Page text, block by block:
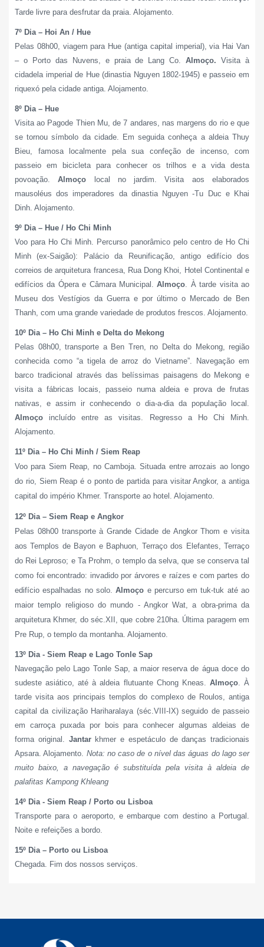
Tarde livre para desfrutar da praia. Alojamento.
7º Dia – Hoi An / Hue
Pelas 08h00, viagem para Hue (antiga capital imperial), via Hai Van
– o Porto das Nuvens, e praia de Lang Co.Almoço.Visita à
cidadela imperial de Hue (dinastia Nguyen 1802-1945) e passeio em
riquexó pela cidade antiga. Alojamento.
8º Dia – Hue
Visita ao Pagode Thien Mu, de 7 andares, nas margens do rio e que
se tornou símbolo da cidade. Em seguida conheça a aldeia Thuy
Bieu, famosa localmente pela sua confeção de incenso, com
passeio em bicicleta para conhecer os trilhos e a vida desta
povoação.Almoço local no jardim. Visita aos elaborados
mausoléus dos imperadores da dinastia Nguyen -Tu Duc e Khai
Dinh. Alojamento.
9º Dia – Hue / Ho Chi Minh
Voo para Ho Chi Minh. Percurso panorâmico pelo centro de Ho Chi
Minh (ex-Saigão): Palácio da Reunificação, antigo edifício dos
correios de arquitetura francesa, Rua Dong Khoi, Hotel Continental e
edifícios da Ópera e Câmara Municipal.Almoço . À tarde visita ao
Museu dos Vestígios da Guerra e por último o Mercado de Ben
Thanh, com uma grande variedade de produtos frescos. Alojamento.
10º Dia – Ho Chi Minh e Delta do Mekong
Pelas 08h00, transporte a Ben Tren, no Delta do Mekong, região
conhecida como “a tigela de arroz do Vietname”. Navegação em
barco tradicional através das belíssimas paisagens do Mekong e
visita a fábricas locais, passeio numa aldeia e prova de frutas
nativas, e assim ir conhecendo o dia-a-dia da população local.
Almoço incluído entre as visitas. Regresso a Ho Chi Minh.
Alojamento.
11º Dia – Ho Chi Minh / Siem Reap
Voo para Siem Reap, no Camboja. Situada entre arrozais ao longo
do rio, Siem Reap é o ponto de partida para visitar Angkor, a antiga
capital do império Khmer. Transporte ao hotel. Alojamento.
12º Dia – Siem Reap e Angkor
Pelas 08h00 transporte à Grande Cidade de Angkor Thom e visita
aos Templos de Bayon e Baphuon, Terraço dos Elefantes, Terraço
do Rei Leproso; e Ta Prohm, o templo da selva, que se conserva tal
como foi encontrado: invadido por árvores e raízes e com partes do
edifício espalhadas no solo.Almoço e percurso em tuk-tuk até ao
maior templo religioso do mundo - Angkor Wat, a obra-prima da
arquitetura Khmer, do séc.XII, que cobre 210ha. Última paragem em
Pre Rup, o templo da montanha. Alojamento.
13º Dia - Siem Reap e Lago Tonle Sap
Navegação pelo Lago Tonle Sap, a maior reserva de água doce do
sudeste asiático, até à aldeia flutuante Chong Kneas. Almoço. À
tarde visita aos principais templos do complexo de Roulos, antiga
capital da civilização Hariharalaya (séc.VIII-IX) seguido de passeio
em carroça puxada por bois para conhecer algumas aldeias de
forma original. Jantarkhmer e espetáculo de danças tradicionais
Apsara. Alojamento. Nota: no caso de o nível das águas do lago ser
muito baixo, a navegação é substituída pela visita à aldeia de
palafitas Kampong Khleang
14º Dia - Siem Reap / Porto ou Lisboa
Transporte para o aeroporto, e embarque com destino a Portugal.
Noite e refeições a bordo.
15º Dia – Porto ou Lisboa
Chegada. Fim dos nossos serviços.